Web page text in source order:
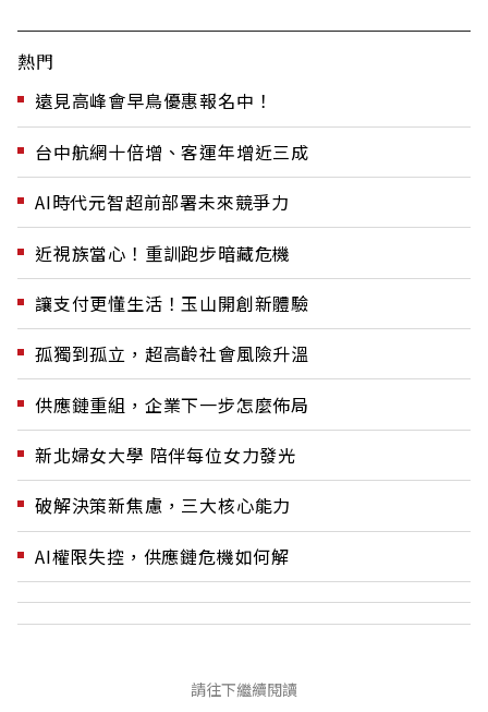
熱門
遠見高峰會早鳥優惠報名中！
台中航網十倍增、客運年增近三成
AI時代元智超前部署未來競爭力
近視族當心！重訓跑步暗藏危機
讓支付更懂生活！玉山開創新體驗
孤獨到孤立，超高齡社會風險升溫
供應鏈重組，企業下一步怎麼佈局
新北婦女大學 陪伴每位女力發光
破解決策新焦慮，三大核心能力
AI權限失控，供應鏈危機如何解
請往下繼續閱讀